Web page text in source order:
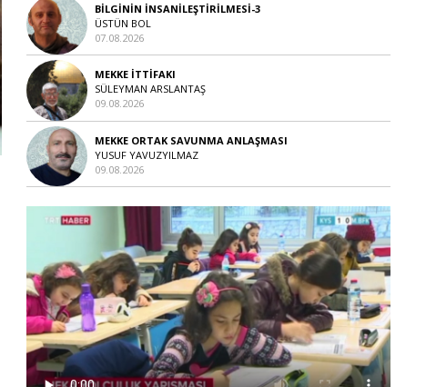
BİLGİNİN İNSANİLEŞTİRİLMESİ-3
ÜSTÜN BOL
07.08.2026
MEKKE İTTİFAKI
SÜLEYMAN ARSLANTAŞ
09.08.2026
MEKKE ORTAK SAVUNMA ANLAŞMASI
YUSUF YAVUZYILMAZ
09.08.2026